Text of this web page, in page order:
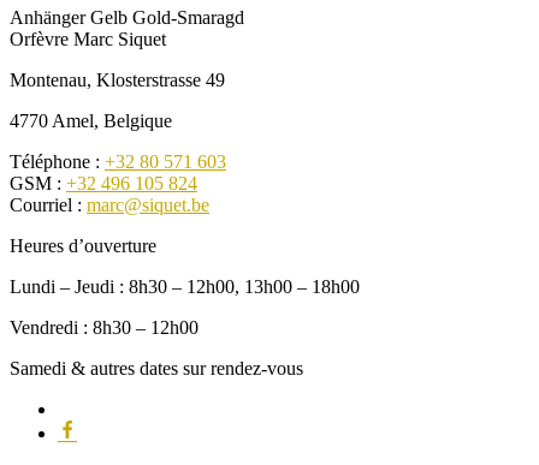
Anhänger Gelb Gold-Smaragd
Orfèvre Marc Siquet
Montenau, Klosterstrasse 49
4770 Amel, Belgique
Téléphone : +32 80 571 603
GSM : +32 496 105 824
Courriel : marc@siquet.be
Heures d’ouverture
Lundi – Jeudi : 8h30 – 12h00, 13h00 – 18h00
Vendredi : 8h30 – 12h00
Samedi & autres dates sur rendez-vous